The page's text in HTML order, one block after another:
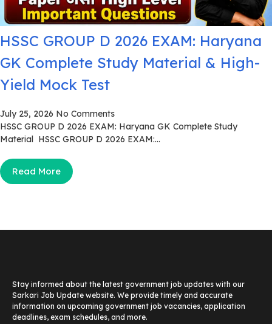
HSSC GROUP D 2026 EXAM: Haryana
GK Complete Study Material & High-
Yield Mock Test
July 25, 2026 No Comments
HSSC GROUP D 2026 EXAM: Haryana GK Complete Study
Material HSSC GROUP D 2026 EXAM:...
Read More
Stay informed about the latest government job updates with our
Sarkari Job Update website. We provide timely and accurate
information on upcoming government job vacancies, application
deadlines, exam schedules, and more.